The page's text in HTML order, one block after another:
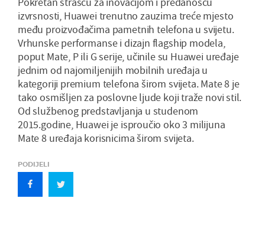
izvrsnosti, Huawei trenutno zauzima treće mjesto
među proizvođačima pametnih telefona u svijetu.
Vrhunske performanse i dizajn flagship modela,
poput Mate, P ili G serije, učinile su Huawei uređaje
jednim od najomiljenijih mobilnih uređaja u
kategoriji premium telefona širom svijeta. Mate 8 je
tako osmišljen za poslovne ljude koji traže novi stil.
Od službenog predstavljanja u studenom
2015.godine, Huawei je isproučio oko 3 milijuna
Mate 8 uređaja korisnicima širom svijeta.
PODIJELI